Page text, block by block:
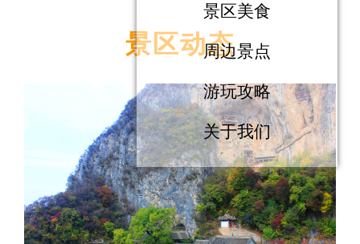
景区美食
周边景点
游玩攻略
关于我们
景区动态